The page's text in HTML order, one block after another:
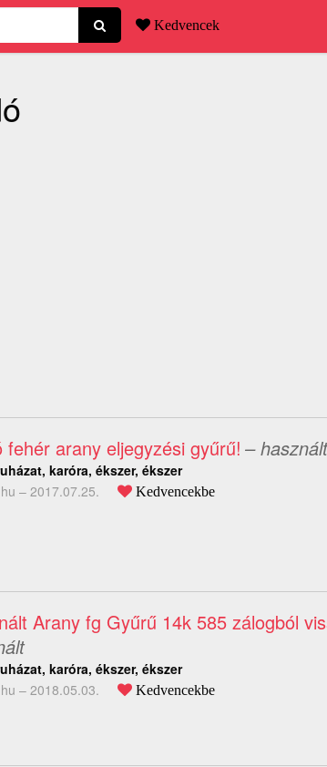
Kedvencek
fehér arany eljegyzési gyűrű! – használt
karóra, ékszer, ékszer
– 2017.07.25. Kedvencekbe
Arany fg Gyűrű 14k 585 zálogból
karóra, ékszer, ékszer
– 2018.05.03. Kedvencekbe